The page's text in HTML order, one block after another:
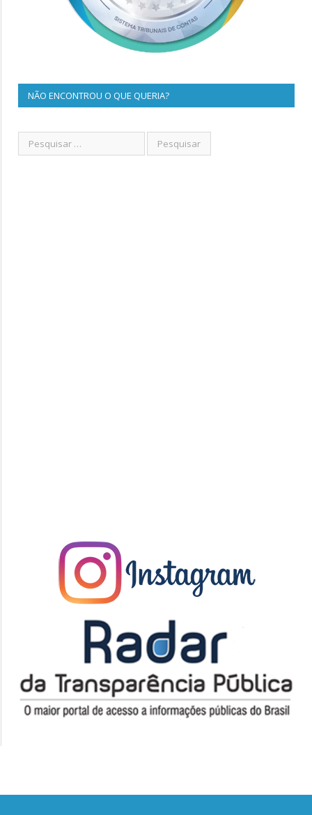
NÃO ENCONTROU O QUE QUERIA?